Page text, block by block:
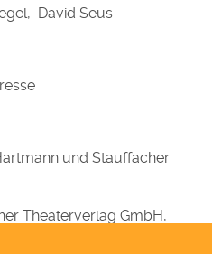
David Seus
und Stauffacher
Theaterverlag GmbH,